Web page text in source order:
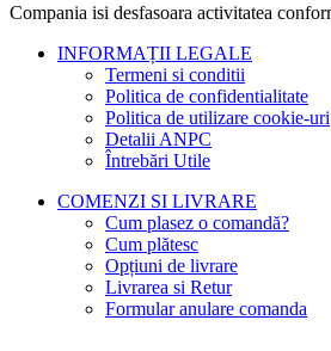
Compania isi desfasoara activitatea
INFORMAȚII LEGALE
Termeni si conditii
Politica de confidentialitate
Politica de utilizare cookie-uri
Detalii ANPC
Întrebări Utile
COMENZI SI LIVRARE
Cum plasez o comandă?
Cum plătesc
Opțiuni de livrare
Livrarea si Retur
Formular anulare comanda